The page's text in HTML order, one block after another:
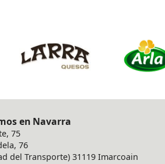
en Navarra
75
76
del Transporte) 31119 Imarcoain